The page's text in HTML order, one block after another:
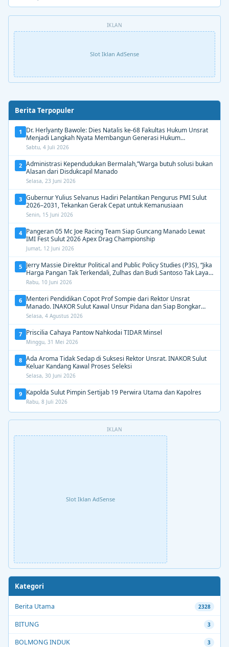
IKLAN
Slot Iklan AdSense
Berita Terpopuler
1
Dr. Herlyanty Bawole: Dies Natalis ke-68 Fakultas Hukum Unsrat
Menjadi Langkah Nyata Membangun Generasi Hukum
Berdampak
Sabtu, 4 Juli 2026
2 Administrasi Kependudukan Bermalah,”Warga butuh solusi bukan
Alasan dari Disdukcapil Manado
Selasa, 23 Juni 2026
3 Gubernur Yulius Selvanus Hadiri Pelantikan Pengurus PMI Sulut
2026–2031, Tekankan Gerak Cepat untuk Kemanusiaan
Senin, 15 Juni 2026
4 Pangeran 05 Mc Joe Racing Team Siap Guncang Manado Lewat
IMI Fest Sulut 2026 Apex Drag Championship
Jumat, 12 Juni 2026
5 Jerry Massie Direktur Political and Public Policy Studies (P3S), “Jika
Harga Pangan Tak Terkendali, Zulhas dan Budi Santoso Tak Layak
Dipertahankan”
Rabu, 10 Juni 2026
6 Menteri Pendidikan Copot Prof Sompie dari Rektor Unsrat
Manado. INAKOR Sulut Kawal Unsur Pidana dan Siap Bongkar
Aroma Busuk di Suksesi Rektor
Selasa, 4 Agustus 2026
7 Priscilia Cahaya Pantow Nahkodai TIDAR Minsel
Minggu, 31 Mei 2026
8 Ada Aroma Tidak Sedap di Suksesi Rektor Unsrat. INAKOR Sulut
Keluar Kandang Kawal Proses Seleksi
Selasa, 30 Juni 2026
9 Kapolda Sulut Pimpin Sertijab 19 Perwira Utama dan Kapolres
Rabu, 8 Juli 2026
IKLAN
Slot Iklan AdSense
Kategori
Berita Utama 2328
BITUNG 3
BOLMONG INDUK 3